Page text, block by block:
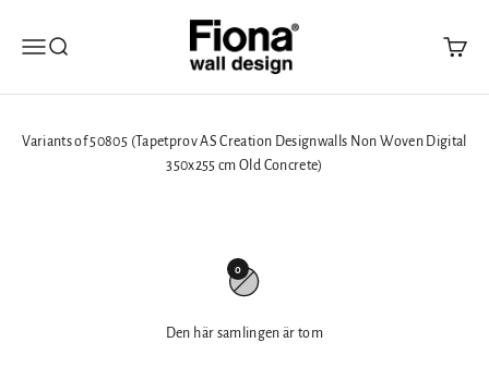
Öppna navigeringsmenyn
Öppna sök
Fiona Walldesign
Variants of 50805 (Tapetprov AS Creation Designwalls Non Woven Digital
350x255 cm Old Concrete)
0
Den här samlingen är tom